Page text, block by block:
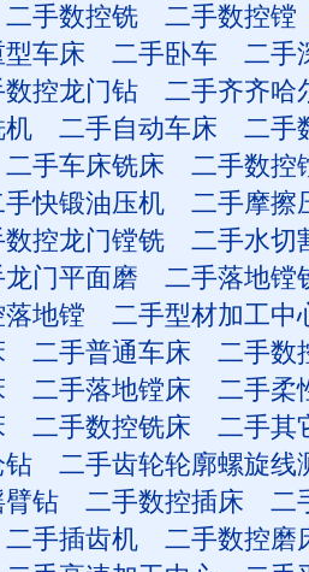
二手数控铣
二手数控镗
车床 二手卧车
二手
控龙门钻
二手齐齐哈
机 二手自动车床
二手
二手车床铣床
二手数控
手快锻油压机
二手摩擦
控龙门镗铣
二手水切
门平面磨
二手落地镗
地镗
二手型材加工中
二手普通车床
二手数
二手落地镗床
二手柔
二手数控铣床
二手其
钻
二手齿轮轮廓螺旋线
钻 二手数控插床
二
二手插齿机
二手数控磨